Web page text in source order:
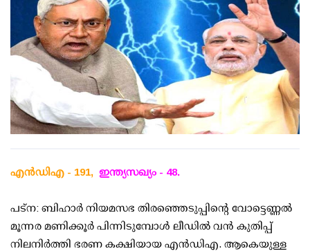
എന്‍ഡിഎ - 191, ഇന്ത്യസഖ്യം - 48.
പട്ന: ബിഹാര്‍ നിയമസഭ തിരഞ്ഞെടുപ്പിന്റെ വോട്ടെണ്ണല്‍
മൂന്നര മണിക്കൂര്‍ പിന്നിടുമ്പോള്‍ ലീഡില്‍ വന്‍ കുതിപ്പ്
നിലനിര്‍ത്തി ഭരണ കക്ഷിയായ എന്‍ഡിഎ. ആകെയുള്ള